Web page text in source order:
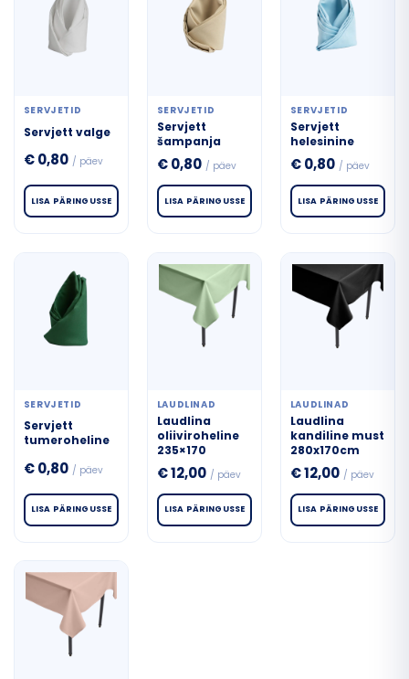
SERVJETID
Servjett valge
€0,80 / päev
LISA PÄRINGUSSE
SERVJETID
Servjett
šampanja
€0,80 / päev
LISA PÄRINGUSSE
SERVJETID
Servjett
helesinine
€0,80 / päev
LISA PÄRINGUSSE
SERVJETID
Servjett
tumeroheline
€0,80 / päev
LISA PÄRINGUSSE
LAUDLINAD
Laudlina
oliiviroheline
235×170
€12,00 / päev
LISA PÄRINGUSSE
LAUDLINAD
Laudlina
kandiline must
280x170cm
€12,00 / päev
LISA PÄRINGUSSE